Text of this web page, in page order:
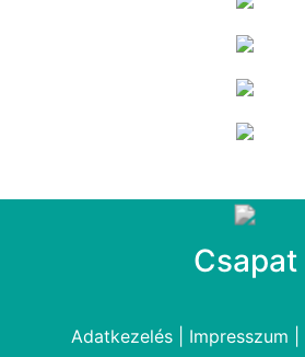
Csapat
Adatkezelés| Impresszum